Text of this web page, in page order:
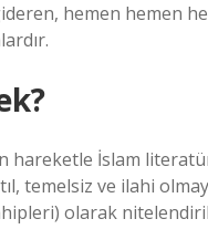
hemen hemen
hareketle İslam
temelsiz ve ilahi
olarak